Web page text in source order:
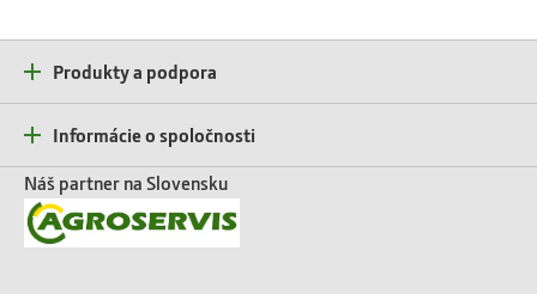
Produkty a podpora
Informácie o spoločnosti
Náš partner na Slovensku